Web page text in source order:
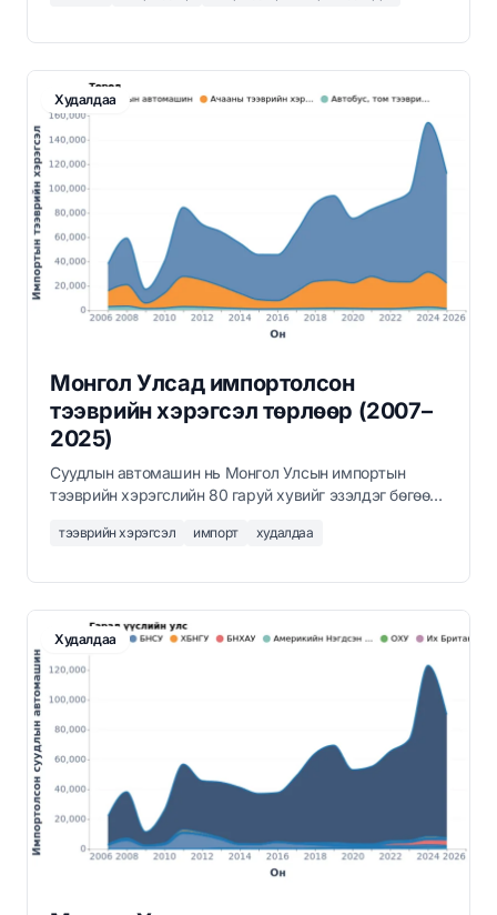
Худалдаа
Монгол Улсад импортолсон
тээврийн хэрэгсэл төрлөөр (2007–
2025)
Суудлын автомашин нь Монгол Улсын импортын
тээврийн хэрэгслийн 80 гаруй хувийг эзэлдэг бөгөөд
импортолсон нь 2007 оноос 4 дахин өссөн үзүүлэлт
тээврийн хэрэгсэл импорт худалдаа
Худалдаа